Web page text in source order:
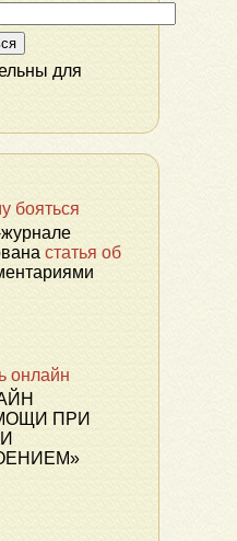
для
бояться
статья об
онлайн
ПРИ